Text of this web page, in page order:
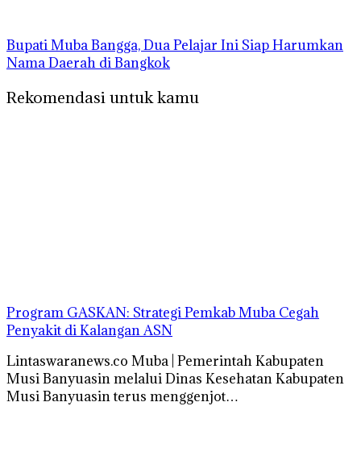
Bupati Muba Bangga, Dua Pelajar Ini Siap Harumkan
Nama Daerah di Bangkok
Rekomendasi untuk kamu
Program GASKAN: Strategi Pemkab Muba Cegah
Penyakit di Kalangan ASN
Lintaswaranews.co Muba | Pemerintah Kabupaten
Musi Banyuasin melalui Dinas Kesehatan Kabupaten
Musi Banyuasin terus menggenjot…